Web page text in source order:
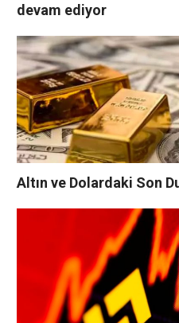
devam ediyor
Altın ve Dolardaki Son